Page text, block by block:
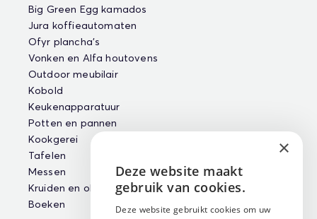
Big Green Egg kamados
Jura koffieautomaten
Ofyr plancha's
Vonken en Alfa houtovens
Outdoor meubilair
Kobold
Keukenapparatuur
Potten en pannen
Kookgerei
Tafelen
Messen
Kruiden en oliën
Boeken
ENGLISH
×
Deze website maakt
gebruik van cookies.
Deze website gebruikt cookies om uw